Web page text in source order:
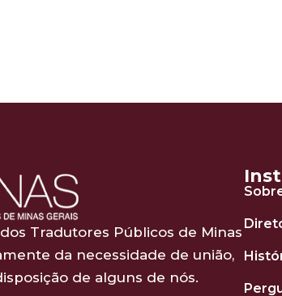
Tradutores Públicos de Minas
da necessidade de união,
de alguns de nós.